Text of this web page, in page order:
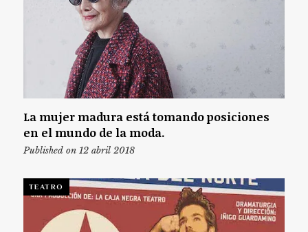
La mujer madura está tomando posiciones
en el mundo de la moda.
Published on 12 abril 2018
TEATRO